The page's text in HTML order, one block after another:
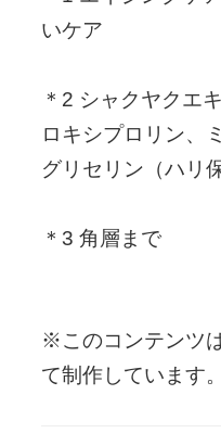
いケア
＊2 シャクヤクエ
ロキシプロリン、
グリセリン（ハリ
＊3 角層まで
※このコンテンツ
て制作しています。